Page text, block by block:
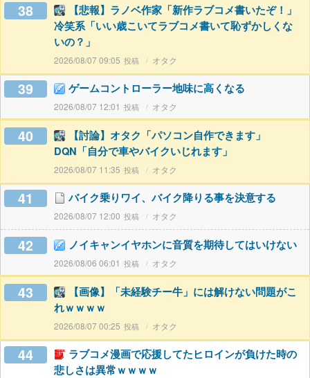
38
【悲報】ラノベ作家「新作ラブコメ書いたぞ！」
冷笑系「いい歳こいてラブコメ書いて恥ずかしくな
いの？」
2026/08/07 09:05 オタク
39 ゲームコントローラー地味に高くなる
2026/08/07 12:01 オタク
40
【討論】オタク「パソコン自作できます」
DQN「自分で車やバイクいじれます」
2026/08/07 11:35 オタク
41 バイク乗りワイ、バイク降りる事を決意する
2026/08/07 12:00 オタク
42 ノイキャンイヤホンに音質を期待してはいけない
2026/08/06 06:01 オタク
43
【画像】「未経験チー牛」には解けない問題がこ
れｗｗｗｗ
2026/08/07 00:25 オタク
44
ラブコメ漫画で応援してたヒロインが負けた時の
悲しさは異常ｗｗｗｗ